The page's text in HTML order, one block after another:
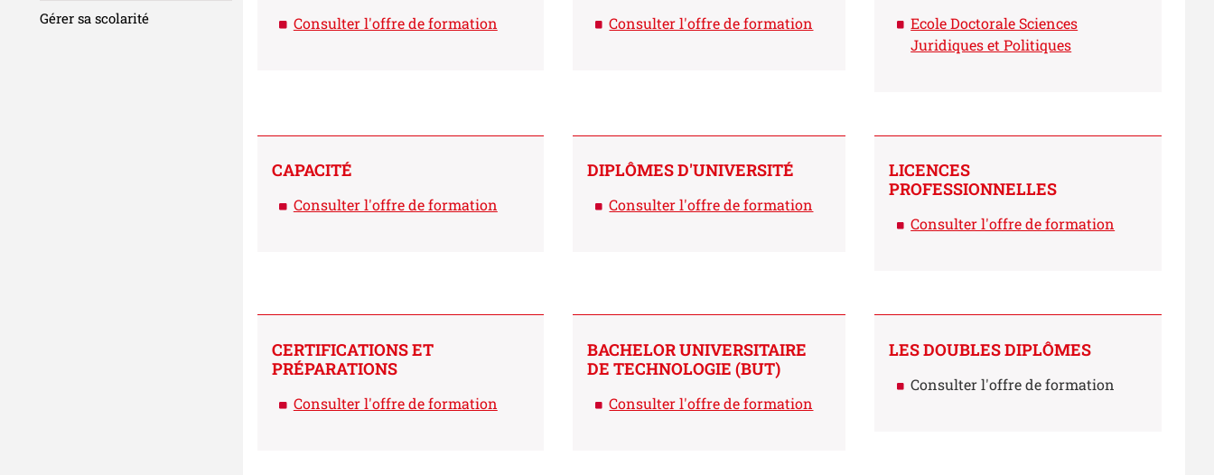
Consulter l'offre de formation Consulter l'offre de formation
Ecole Doctorale Sciences
Juridiques et Politiques
CAPACITÉ
Consulter l'offre de formation
DIPLÔMES D'UNIVERSITÉ
Consulter l'offre de formation
LICENCES
PROFESSIONNELLES
Consulter l'offre de formation
CERTIFICATIONS ET
PRÉPARATIONS
Consulter l'offre de formation
BACHELOR UNIVERSITAIRE
DE TECHNOLOGIE (BUT)
Consulter l'offre de formation
LES DOUBLES DIPLÔMES
Consulter l'offre de formation
Gérer sa scolarité